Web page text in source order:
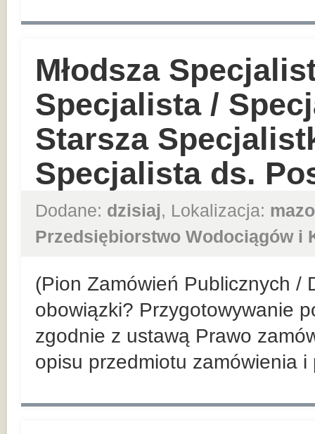
Młodsza
Specjalista /
Starsza
Specjalista ds.
Dodane: dzisiaj, Lokalizacja:
Przedsiębiorstwo Wodociągów i
(Pion Zamówień Publicznych /
obowiązki? Przygotowywanie
zgodnie z ustawą Prawo
opisu przedmiotu zamówienia